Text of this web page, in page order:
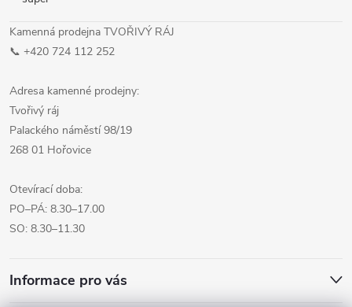
Kamenná prodejna TVOŘIVÝ RÁJ
📞 +420 724 112 252
Adresa kamenné prodejny:
Tvořivý ráj
Palackého náměstí 98/19
268 01 Hořovice
Otevírací doba:
PO–PÁ: 8.30–17.00
SO: 8.30–11.30
Informace pro vás